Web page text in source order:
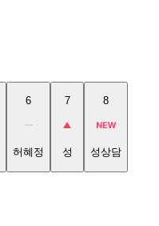
6
허혜정
7
성
8
성상담